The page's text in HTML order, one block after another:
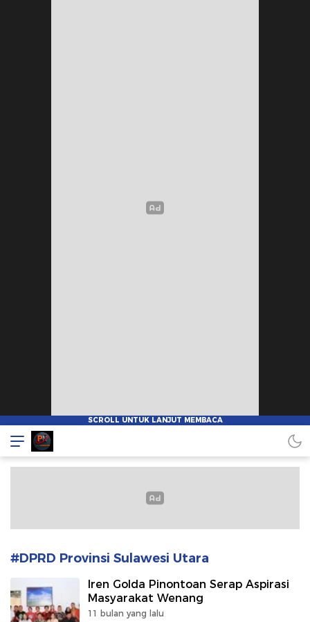
Pionnews
#DPRD Provinsi Sulawesi Utara
Iren Golda Pinontoan Serap Aspirasi
Masyarakat Wenang
11 bulan yang lalu